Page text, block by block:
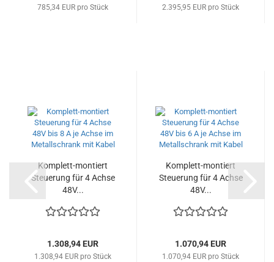
785,34 EUR pro Stück 2.395,95 EUR pro Stück
Komplett-montiert
Steuerung für 4 Achse
48V...
1.308,94 EUR
1.308,94 EUR pro Stück
Komplett-montiert
Steuerung für 4 Achse
48V...
1.070,94 EUR
1.070,94 EUR pro Stück